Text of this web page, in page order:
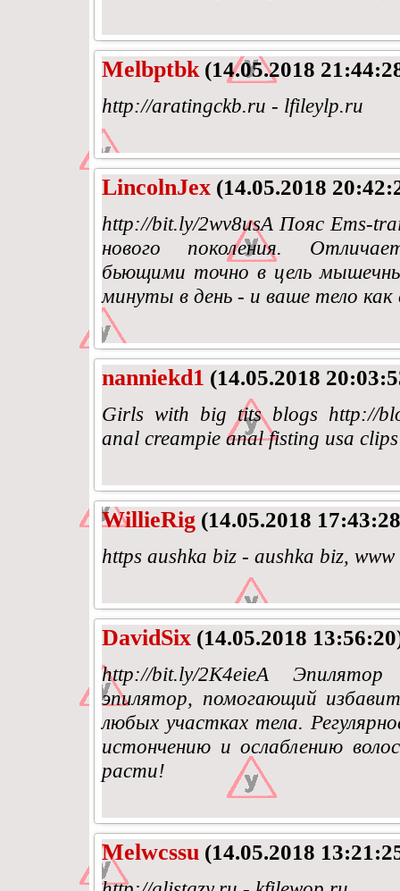
Melbptbk (14.05.2018
http://aratingckb.ru - lfileylp.ru
LincolnJex (14.05.2018
http://bit.ly/2wv8usA Пояс Ems-
нового поколения.
бьющими точно в цель
минуты в день - и ваше тело
nanniekd1 (14.05.2018
Girls with big tits blogs http://
anal creampie anal fisting usa
WillieRig (14.05.2018
https aushka biz - aushka biz,
DavidSix (14.05.2018
http://bit.ly/2K4eieA
эпилятор, помогающий
любых участках тела.
истончению и ослаблению
расти!
Melwcssu (14.05.2018